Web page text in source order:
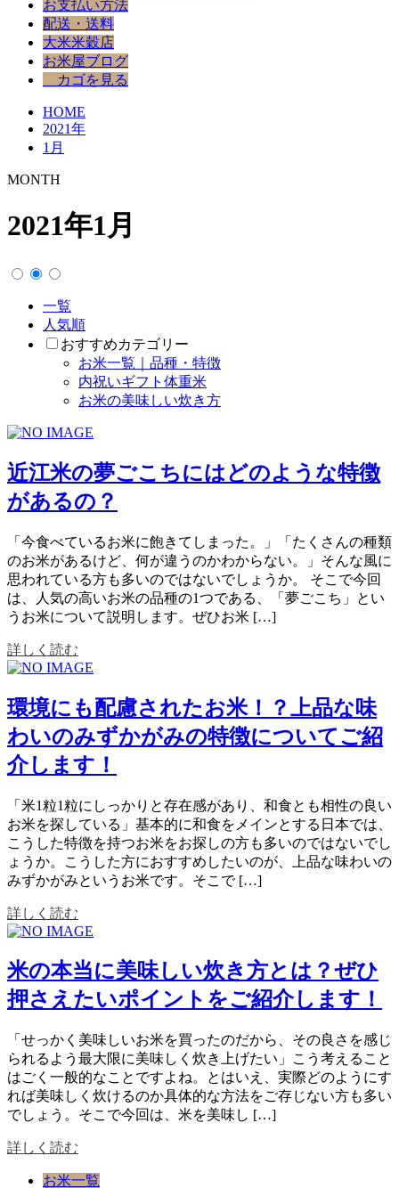
お支払い方法
配送・送料
大米米穀店
お米屋ブログ
カゴを見る
HOME
2021年
1月
MONTH
2021年1月
一覧
人気順
おすすめカテゴリー
お米一覧｜品種・特徴
内祝いギフト体重米
お米の美味しい炊き方
近江米の夢ごこちにはどのような特徴
があるの？
「今食べているお米に飽きてしまった。」「たくさんの種類
のお米があるけど、何が違うのかわからない。」そんな風に
思われている方も多いのではないでしょうか。 そこで今回
は、人気の高いお米の品種の1つである、「夢ごこち」とい
うお米について説明します。ぜひお米 […]
詳しく読む
環境にも配慮されたお米！？上品な味
わいのみずかがみの特徴についてご紹
介します！
「米1粒1粒にしっかりと存在感があり、和食とも相性の良い
お米を探している」基本的に和食をメインとする日本では、
こうした特徴を持つお米をお探しの方も多いのではないでし
ょうか。こうした方におすすめしたいのが、上品な味わいの
みずかがみというお米です。そこで […]
詳しく読む
米の本当に美味しい炊き方とは？ぜひ
押さえたいポイントをご紹介します！
「せっかく美味しいお米を買ったのだから、その良さを感じ
られるよう最大限に美味しく炊き上げたい」こう考えること
はごく一般的なことですよね。とはいえ、実際どのようにす
れば美味しく炊けるのか具体的な方法をご存じない方も多い
でしょう。そこで今回は、米を美味し […]
詳しく読む
お米一覧